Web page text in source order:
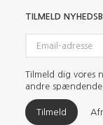
TILMELD
adresse
Tilmeld dig vores
andre
Tilmeld